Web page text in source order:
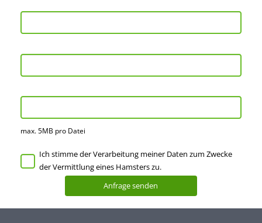
max. 5MB pro Datei
Ich stimme der Verarbeitung meiner Daten zum Zwecke
der Vermittlung eines Hamsters zu.